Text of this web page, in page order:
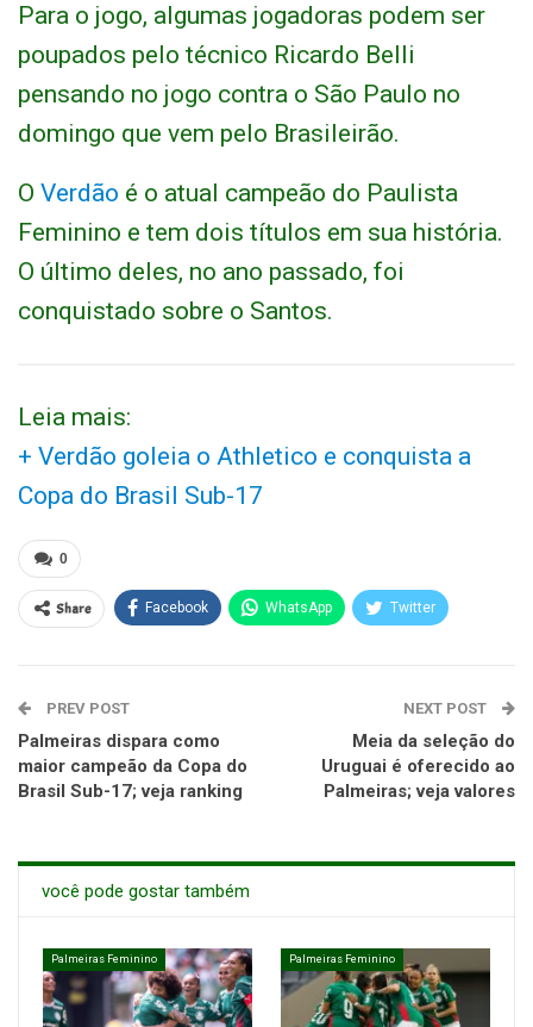
Para o jogo, algumas jogadoras podem ser
poupados pelo técnico Ricardo Belli
pensando no jogo contra o São Paulo no
domingo que vem pelo Brasileirão.
O Verdão é o atual campeão do Paulista
Feminino e tem dois títulos em sua história.
O último deles, no ano passado, foi
conquistado sobre o Santos.
Leia mais:
+ Verdão goleia o Athletico e conquista a
Copa do Brasil Sub-17
0
Share Facebook WhatsApp Twitter
PREV POST
Palmeiras dispara como
maior campeão da Copa do
Brasil Sub-17; veja ranking
NEXT POST
Meia da seleção do
Uruguai é oferecido ao
Palmeiras; veja valores
você pode gostar também
Palmeiras Feminino Palmeiras Feminino